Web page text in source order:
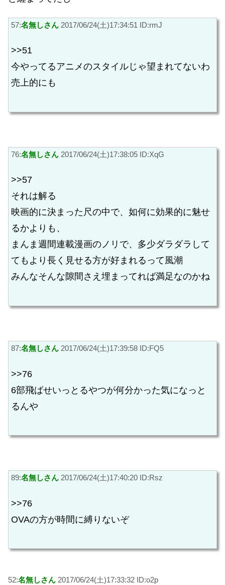
57:名無しさん 2017/06/24(土)17:34:51 ID:rmJ
>>51
今やってるアニメのスタイルじゃ望まれてないわ
売上的にも
76:名無しさん 2017/06/24(土)17:38:05 ID:XqG
>>57
それは解る
映画的に決まった尺の中で、如何に効果的に魅せ
るかよりも、
まんま週間連載漫画のノリで、多少ダラダラして
てもより長く見せる方が好まれるって風潮
みんなそんな隙間さえ埋まってれば満足なのかね
87:名無しさん 2017/06/24(土)17:39:58 ID:FQ5
>>76
6部飛ばせいっとるやつが何分かった気になっと
るんや
89:名無しさん 2017/06/24(土)17:40:20 ID:Rsz
>>76
OVAの方が時間に縛りないぞ
52:名無しさん 2017/06/24(土)17:33:32 ID:o2p